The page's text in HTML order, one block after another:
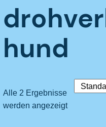
hund
Alle 2 Ergebnisse
werden angezeigt